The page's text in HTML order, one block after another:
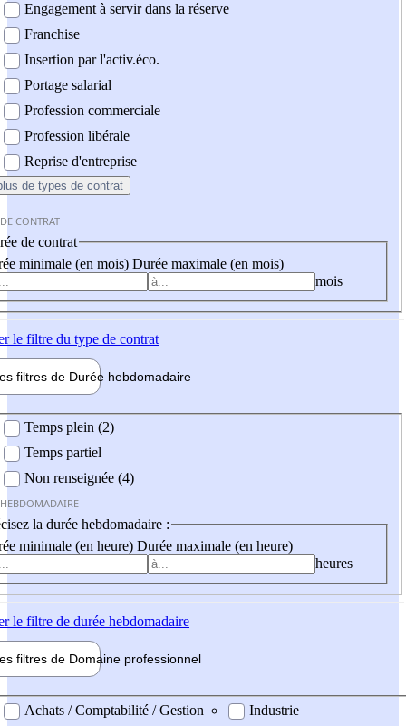
Engagement à servir dans la réserve
Franchise
Insertion par l'activ.éco.
Portage salarial
Profession commerciale
Profession libérale
Reprise d'entreprise
de types de contrat
CONTRAT
de contrat
minimale (en mois) Durée maximale (en mois)
mois
le filtre du type de contrat
filtres de Durée hebdomadaire
Temps plein (2)
Temps partiel
Non renseignée (4)
la durée hebdomadaire :
minimale (en heure) Durée maximale (en heure)
heures
le filtre de durée hebdomadaire
filtres de Domaine professionnel
professionel
Achats / Comptabilité / Gestion
Industrie